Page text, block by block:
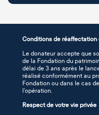
Conditions de réaffectation
Le donateur accepte que
de la Fondation du
délai de 3 ans après le
réalisé conformément au
Fondation ou dans le cas
l’opération.
Respect de votre vie privée